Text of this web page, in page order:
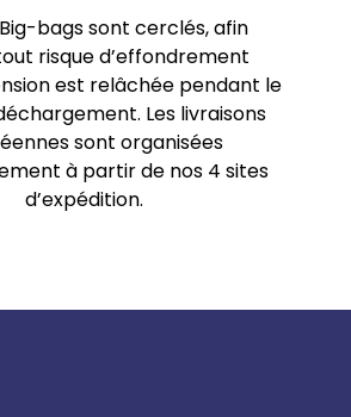
bags sont cerclés, afin
risque d’effondrement
est relâchée pendant le
Les livraisons
sont organisées
à partir de nos 4 sites
d’expédition.